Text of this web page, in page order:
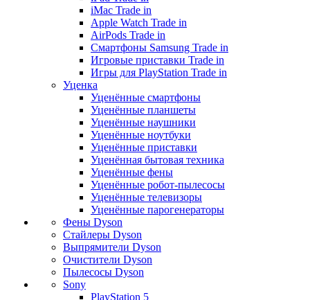
iMac Trade in
Apple Watch Trade in
AirPods Trade in
Смартфоны Samsung Trade in
Игровые приставки Trade in
Игры для PlayStation Trade in
Уценка
Уценённые смартфоны
Уценённые планшеты
Уценённые наушники
Уценённые ноутбуки
Уценённые приставки
Уценённая бытовая техника
Уценённые фены
Уценённые робот-пылесосы
Уценённые телевизоры
Уценённые парогенераторы
Фены Dyson
Стайлеры Dyson
Выпрямители Dyson
Очистители Dyson
Пылесосы Dyson
Sony
PlayStation 5